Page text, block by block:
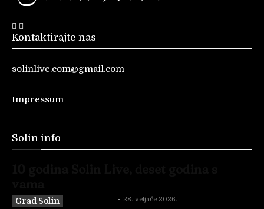
Kontaktirajte nas
solinlive.com@gmail.com
Impressum
Solin info
Grad Solin - 28. veljače 2026.